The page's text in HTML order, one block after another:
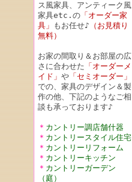
ス風家具、アンティーク風
家具etc.の「オーダー家
具」 もお任せ♪ （お見積り
無料）
お家の間取り＆お部屋の広
さに合わせた 「オーダーメ
イド」 や「セミオーダー」
での、家具のデザイン＆製
作の他、下記のようなご相
談も承っております♪
＊ カントリー調店舗什器
＊ カントリースタイル住宅
＊ カントリーリフォーム
＊ カントリーキッチン
＊ カントリーガーデン
（庭）